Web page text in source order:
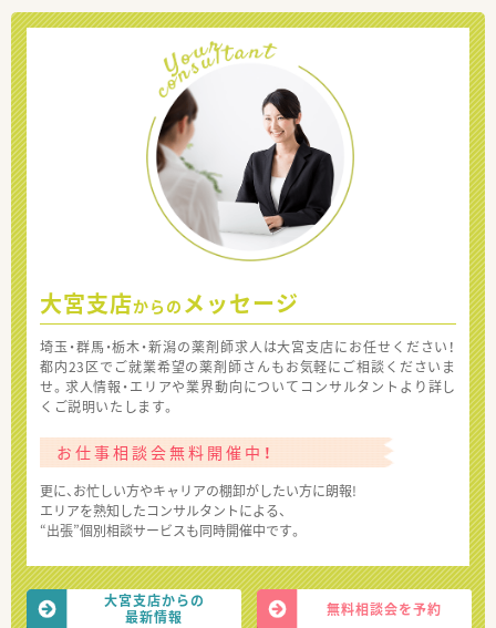
大宮支店からの メッセージ
埼玉・群馬・栃木・新潟の薬剤師求人は大宮支店にお任せください！
都内23区でご就業希望の薬剤師さんもお気軽にご相談くださいま
せ。求人情報・エリアや業界動向についてコンサルタントより詳し
くご説明いたします。
お仕事相談会無料開催中！
更に、お忙しい方やキャリアの棚卸がしたい方に朗報!
エリアを熟知したコンサルタントによる、
“出張”個別相談サービスも同時開催中です。
大宮支店からの
最新情報
無料相談会を予約